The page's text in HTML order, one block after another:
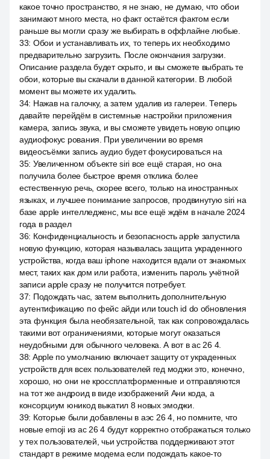
какое точно пространство, я не знаю, не думаю, что обои
занимают много места, но факт остаётся фактом если
раньше вы могли сразу же выбирать в оффлайне любые.
33: Обои и устанавливать их, то теперь их необходимо
предварительно загрузить. После окончания загрузки.
Описание раздела будет скрыто, и вы сможете выбрать те
обои, которые вы скачали в данной категории. В любой
момент вы можете их удалить.
34: Нажав на галочку, а затем удалив из галереи. Теперь
давайте перейдём в системные настройки приложения
камера, запись звука, и вы сможете увидеть новую опцию
аудиофокус рования. При увеличении во время
видеосъёмки запись аудио будет фокусироваться на
35: Увеличенном объекте siri все ещё старая, но она
получила более быстрое время отклика более
естественную речь, скорее всего, только на иностранных
языках, и лучшее понимание запросов, продвинутую siri на
базе apple интелледженс, мы все ещё ждём в начале 2024
года в раздел
36: Конфиденциальность и безопасность apple запустила
новую функцию, которая называлась защита украденного
устройства, когда ваш iphone находится вдали от знакомых
мест, таких как дом или работа, изменить пароль учётной
записи apple сразу не получится потребует.
37: Подождать час, затем выполнить дополнительную
аутентификацию по фейс айди или touch id do обновления
эта функция была необязательной, так как сопровождалась
такими вот ограничениями, которые могут оказаться
неудобными для обычного человека. А вот в ас 26 4.
38: Apple по умолчанию включает защиту от украденных
устройств для всех пользователей гед моджи это, конечно,
хорошо, но они не кроссплатформенные и отправляются
на тот же андроид в виде изображений Ани кода, а
консорциум юникод выкатил 8 новых эмоджи.
39: Которые были добавлены в аэс 26 4, но помните, что
новые emoji из ас 26 4 будут корректно отображаться только
у тех пользователей, чьи устройства поддерживают этот
стандарт в режиме модема если подождать какое-то